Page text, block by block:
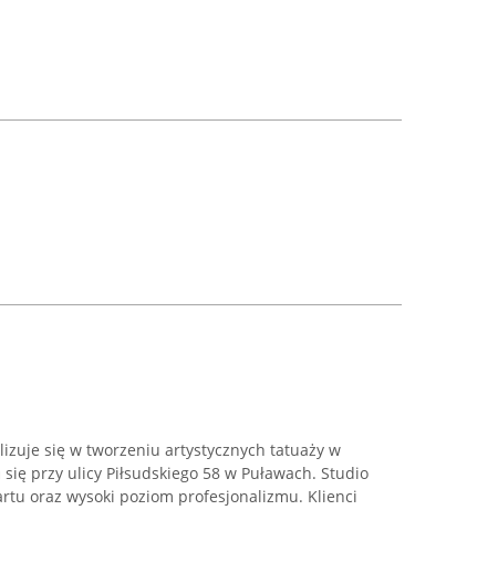
się w tworzeniu artystycznych tatuaży w
przy ulicy Piłsudskiego 58 w Puławach. Studio
oraz wysoki poziom profesjonalizmu. Klienci